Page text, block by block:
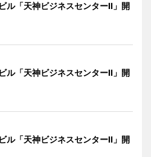
ル「天神ビジネスセンターII」開
ル「天神ビジネスセンターII」開
ル「天神ビジネスセンターII」開